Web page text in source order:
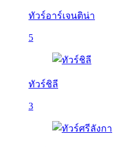
ทัวร์อาร์เจนติน่า
5
ทัวร์ชิลี
3